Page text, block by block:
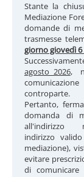
Stante la
Mediazione
domande di
trasmesse
giorno giovedì 6
agosto 2026,
controparte.
Pertanto,
domanda di
all'indirizzo
indirizzo
mediazione),
evitare
di